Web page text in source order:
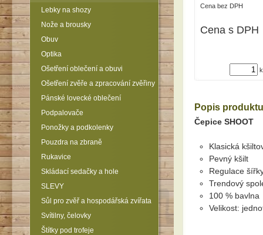
Cena bez DPH
Cena s DPH
Popis produktu
Čepice SHOOT
Klasická
Pevný kšilt
Regulace
Trendový
100 % bavlna
Velikost:
Lebky na shozy
Nože a brousky
Obuv
Optika
Ošetření oblečení a obuvi
Ošetření zvěře a zpracování zvěřiny
Pánské lovecké oblečení
Podpalovače
Ponožky a podkolenky
Pouzdra na zbraně
Rukavice
Skládací sedačky a hole
SLEVY
Sůl pro zvěř a hospodářská zvířata
Svítilny, čelovky
Štítky pod trofeje